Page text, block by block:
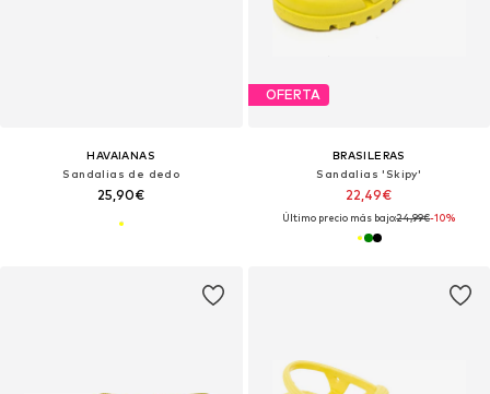
HAVAIANAS
Sandalias de dedo
25,90€
OFERTA
BRASILERAS
Sandalias 'Skipy'
22,49€
Último precio más bajo:24,99€-10%